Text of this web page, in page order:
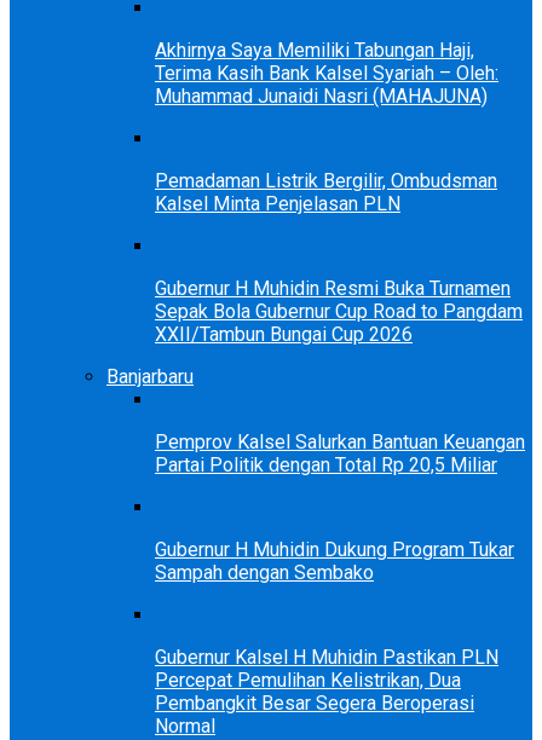
Akhirnya Saya Memiliki Tabungan Haji,
Terima Kasih Bank Kalsel Syariah – Oleh:
Muhammad Junaidi Nasri (MAHAJUNA)
Pemadaman Listrik Bergilir, Ombudsman
Kalsel Minta Penjelasan PLN
Gubernur H Muhidin Resmi Buka Turnamen
Sepak Bola Gubernur Cup Road to Pangdam
XXII/Tambun Bungai Cup 2026
Banjarbaru
Pemprov Kalsel Salurkan Bantuan Keuangan
Partai Politik dengan Total Rp 20,5 Miliar
Gubernur H Muhidin Dukung Program Tukar
Sampah dengan Sembako
Gubernur Kalsel H Muhidin Pastikan PLN
Percepat Pemulihan Kelistrikan, Dua
Pembangkit Besar Segera Beroperasi
Normal